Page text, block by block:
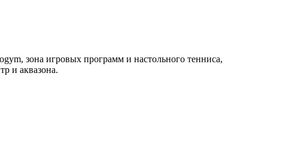
зона игровых программ и настольного тенниса,
и аквазона.